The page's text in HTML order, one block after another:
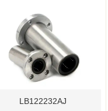
LB122232AJ